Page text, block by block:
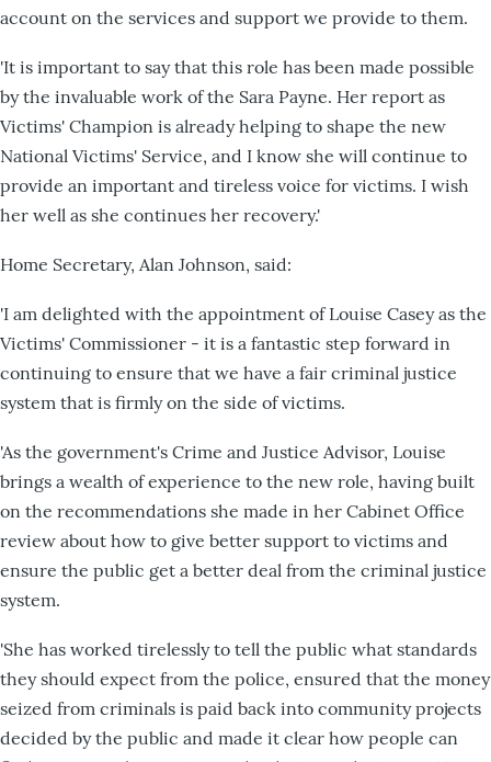
account on the services and support we provide to them.
'It is important to say that this role has been made possible
by the invaluable work of the Sara Payne. Her report as
Victims' Champion is already helping to shape the new
National Victims' Service, and I know she will continue to
provide an important and tireless voice for victims. I wish
her well as she continues her recovery.'
Home Secretary, Alan Johnson, said:
'I am delighted with the appointment of Louise Casey as the
Victims' Commissioner - it is a fantastic step forward in
continuing to ensure that we have a fair criminal justice
system that is firmly on the side of victims.
'As the government's Crime and Justice Advisor, Louise
brings a wealth of experience to the new role, having built
on the recommendations she made in her Cabinet Office
review about how to give better support to victims and
ensure the public get a better deal from the criminal justice
system.
'She has worked tirelessly to tell the public what standards
they should expect from the police, ensured that the money
seized from criminals is paid back into community projects
decided by the public and made it clear how people can